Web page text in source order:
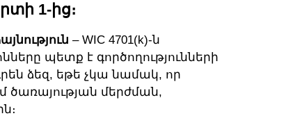
1-ից։
– WIC 4701(k)-ն
պետք է գործողությունների
ձեզ, եթե չկա նամակ, որ
ծառայության մերժման,